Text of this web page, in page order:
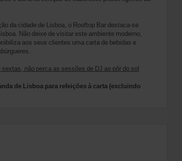
da cidade de Lisboa, o Rooftop Bar destaca-se
Não deixe de visitar este ambiente moderno,
aos seus clientes uma carta de bebidas e
não perca as sessões de DJ ao pôr do sol
de Lisboa para refeições à carta (excluindo